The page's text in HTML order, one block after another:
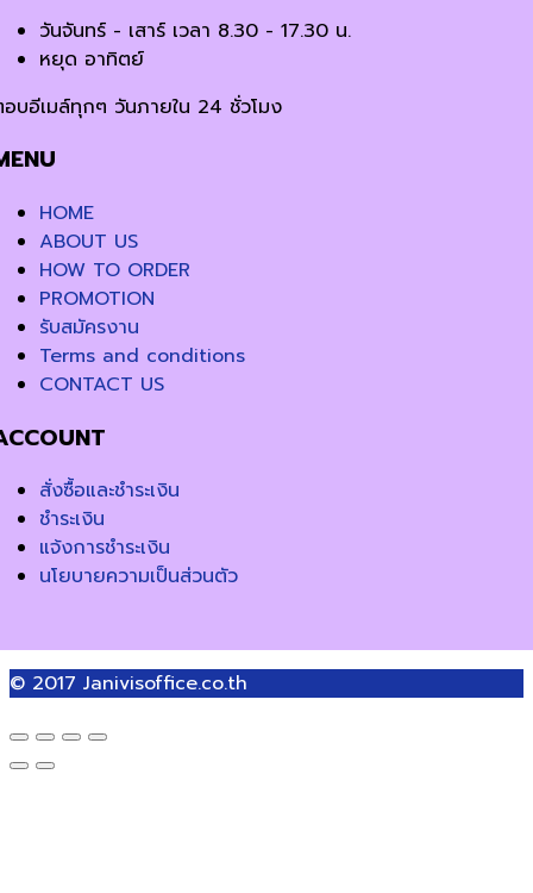
วันจันทร์ - เสาร์ เวลา 8.30 - 17.30 น.
หยุด อาทิตย์
บอีเมล์ทุกๆ วันภายใน 24 ชั่วโมง
HOME
ABOUT US
HOW TO ORDER
PROMOTION
รับสมัครงาน
Terms and conditions
CONTACT US
สั่งซื้อและชำระเงิน
ชำระเงิน
แจ้งการชำระเงิน
นโยบายความเป็นส่วนตัว
© 2017 Janivisoffice.co.th